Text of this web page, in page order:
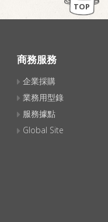
TOP
商務服務
企業採購
業務用型錄
服務據點
Global Site